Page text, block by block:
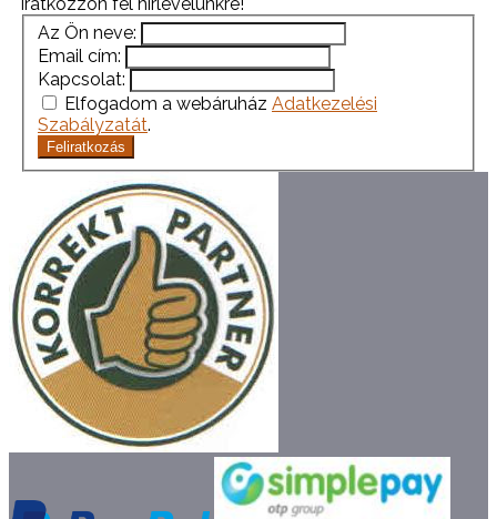
Az Ön neve:
Email cím:
Kapcsolat:
Elfogadom a webáruház Adatkezelési
Szabályzatát.
Feliratkozás